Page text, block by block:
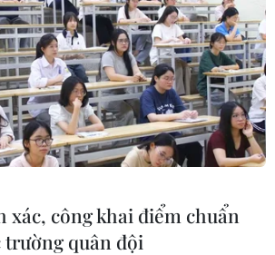
xác, công khai điểm chuẩn
quân đội